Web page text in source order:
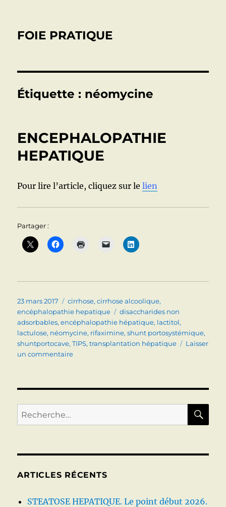
FOIE PRATIQUE
Étiquette : néomycine
ENCEPHALOPATHIE
HEPATIQUE
Pour lire l’article, cliquez sur lelien
Partager :
Publié
le
23 mars 2017 Catégories
cirrhose,cirrhose alcoolique,
encéphalopathie hepatique
Étiquettes
disaccharides non
adsorbables,encéphalopathie hépatique, lactitol,
lactulose, néomycine, rifaximine,shunt portosystémique,
shuntportocave,TIPS,transplantation hépatique
Laisser
un commentairesur
Recherche
pour :
ARTICLES RÉCENTS
STEATOSE HEPATIQUE. Le point début 2026.